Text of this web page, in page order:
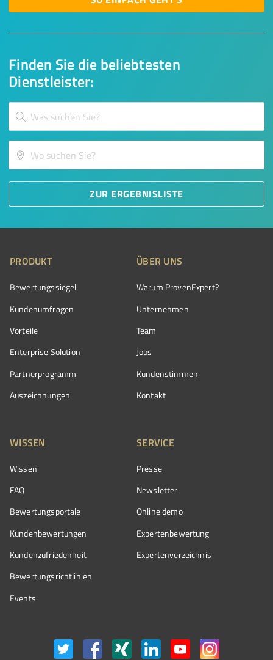
Finden Sie die beliebtesten
Dienstleister:
ZUR ERGEBNISLISTE
PRODUKT
Bewertungssiegel
Kundenumfragen
Vorteile
Enterprise Solution
Partnerprogramm
Auszeichnungen
ÜBER UNS
Warum ProvenExpert?
Unternehmen
Team
Jobs
Kundenstimmen
Kontakt
WISSEN
Wissen
FAQ
Bewertungsportale
Kundenbewertungen
Kundenzufriedenheit
Bewertungs­richtlinien
Events
SERVICE
Presse
Newsletter
Online demo
Expertenbewertung
Expertenverzeichnis